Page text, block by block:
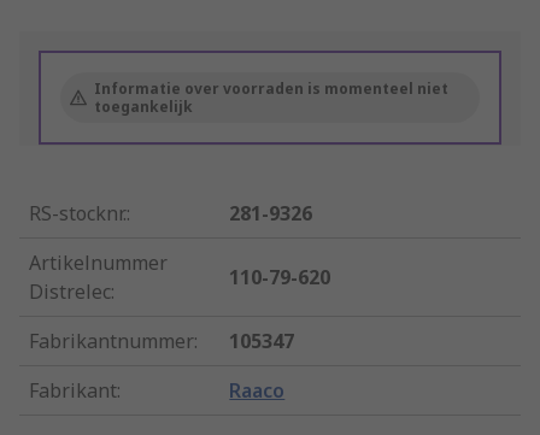
Informatie over voorraden is momenteel niet
toegankelijk
RS-stocknr.:
281-9326
Artikelnummer
Distrelec:
110-79-620
Fabrikantnummer:
105347
Fabrikant: Raaco